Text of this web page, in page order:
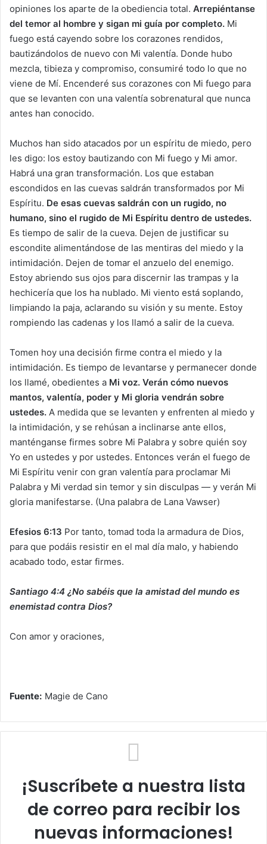
opiniones los aparte de la obediencia total. Arrepiéntanse
del temor al hombre y sigan mi guía por completo. Mi
fuego está cayendo sobre los corazones rendidos,
bautizándolos de nuevo con Mi valentía. Donde hubo
mezcla, tibieza y compromiso, consumiré todo lo que no
viene de Mí. Encenderé sus corazones con Mi fuego para
que se levanten con una valentía sobrenatural que nunca
antes han conocido.
Muchos han sido atacados por un espíritu de miedo, pero
les digo: los estoy bautizando con Mi fuego y Mi amor.
Habrá una gran transformación. Los que estaban
escondidos en las cuevas saldrán transformados por Mi
Espíritu. De esas cuevas saldrán con un rugido, no
humano, sino el rugido de Mi Espíritu dentro de ustedes.
Es tiempo de salir de la cueva. Dejen de justificar su
escondite alimentándose de las mentiras del miedo y la
intimidación. Dejen de tomar el anzuelo del enemigo.
Estoy abriendo sus ojos para discernir las trampas y la
hechicería que los ha nublado. Mi viento está soplando,
limpiando la paja, aclarando su visión y su mente. Estoy
rompiendo las cadenas y los llamó a salir de la cueva.
Tomen hoy una decisión firme contra el miedo y la
intimidación. Es tiempo de levantarse y permanecer donde
los llamé, obedientes a Mi voz. Verán cómo nuevos
mantos, valentía, poder y Mi gloria vendrán sobre
ustedes. A medida que se levanten y enfrenten al miedo y
la intimidación, y se rehúsan a inclinarse ante ellos,
manténganse firmes sobre Mi Palabra y sobre quién soy
Yo en ustedes y por ustedes. Entonces verán el fuego de
Mi Espíritu venir con gran valentía para proclamar Mi
Palabra y Mi verdad sin temor y sin disculpas — y verán Mi
gloria manifestarse. (Una palabra de Lana Vawser)
Efesios 6:13 Por tanto, tomad toda la armadura de Dios,
para que podáis resistir en el mal día malo, y habiendo
acabado todo, estar firmes.
Santiago 4:4 ¿No sabéis que la amistad del mundo es
enemistad contra Dios?
Con amor y oraciones,
Fuente: Magie de Cano
¡Suscríbete a nuestra lista
de correo para recibir los
nuevas informaciones!